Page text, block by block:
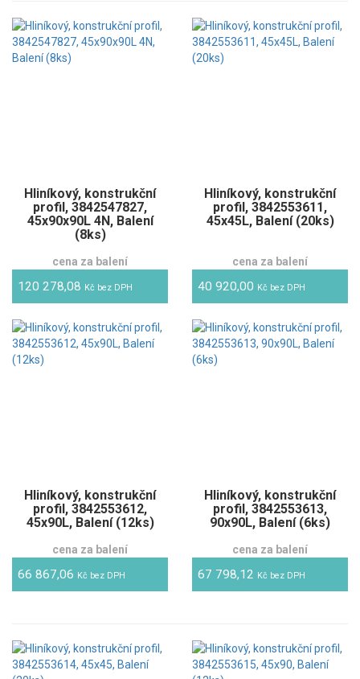
Hliníkový, konstrukční
profil, 3842547827,
45x90x90L 4N, Balení
(8ks)
cena za balení
120 278,08 Kč bez DPH
Hliníkový, konstrukční
profil, 3842553611,
45x45L, Balení (20ks)
cena za balení
40 920,00 Kč bez DPH
Hliníkový, konstrukční
profil, 3842553612,
45x90L, Balení (12ks)
cena za balení
66 867,06 Kč bez DPH
Hliníkový, konstrukční
profil, 3842553613,
90x90L, Balení (6ks)
cena za balení
67 798,12 Kč bez DPH